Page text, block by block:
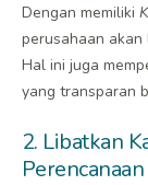
Dengan memiliki
perusahaan akan
Hal ini juga
yang transparan
2. Libatkan
Perencanaan